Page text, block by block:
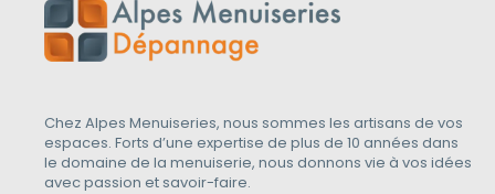
Chez Alpes Menuiseries, nous sommes les artisans de vos
espaces. Forts d’une expertise de plus de 10 années dans
le domaine de la menuiserie, nous donnons vie à vos idées
avec passion et savoir-faire.